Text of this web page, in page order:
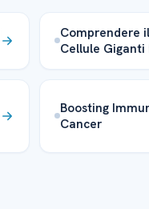
Comprendere
Cellule Giganti
Boosting
Cancer